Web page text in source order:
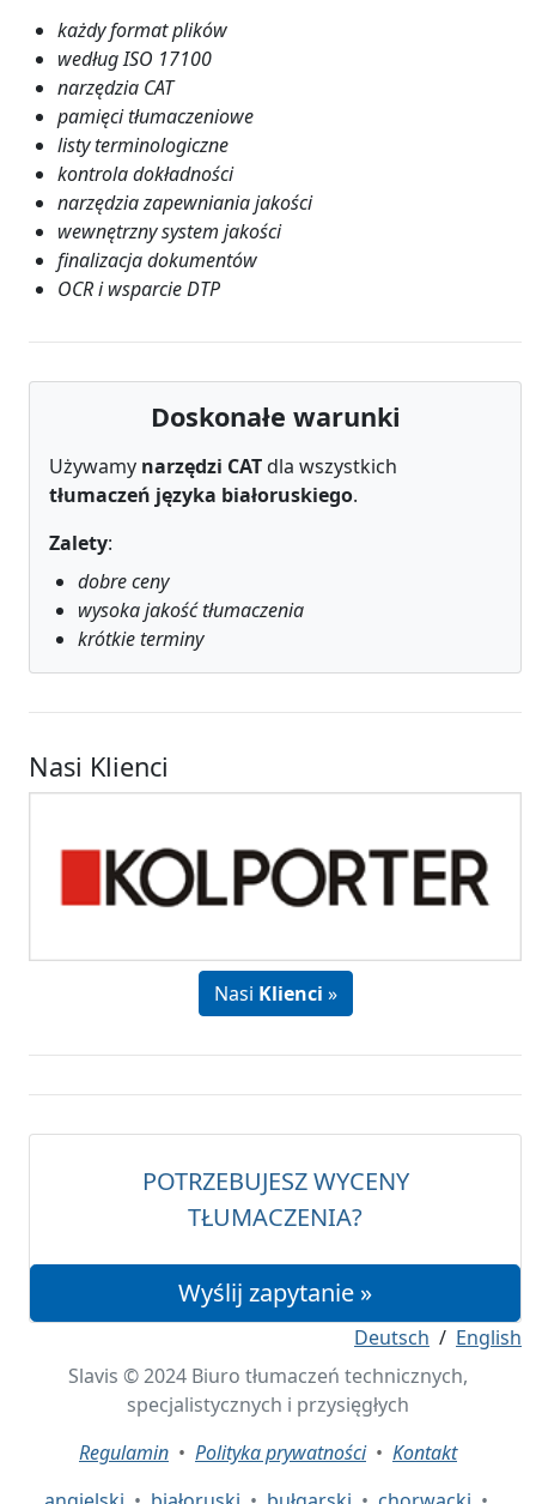
każdy format plików
według ISO 17100
narzędzia CAT
pamięci tłumaczeniowe
listy terminologiczne
kontrola dokładności
narzędzia zapewniania jakości
wewnętrzny system jakości
finalizacja dokumentów
OCR i wsparcie DTP
Doskonałe warunki
Używamy narzędzi CATdla wszystkich
tłumaczeń języka białoruskiego.
Zalety:
dobre ceny
wysoka jakość tłumaczenia
krótkie terminy
Nasi Klienci
Nasi Klienci »
POTRZEBUJESZ WYCENY
TŁUMACZENIA?
Wyślij zapytanie »
Deutsch / English
Slavis © 2024 Biuro tłumaczeń technicznych,
specjalistycznych i przysięgłych
Regulamin • Polityka prywatności• Kontakt